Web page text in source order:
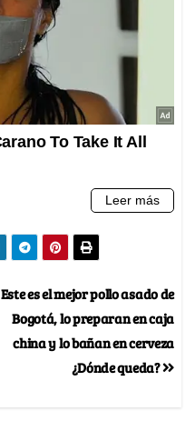
Este es el mejor pollo asado de
Bogotá, lo preparan en caja
china y lo bañan en cerveza
¿Dónde queda?